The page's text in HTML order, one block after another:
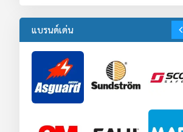
แบรนด์เด่น